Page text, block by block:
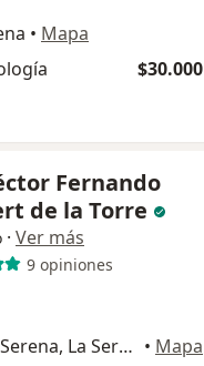
• Mapa
$30.000
Fernando
de la Torre
· Ver más
9 opiniones
Juan de Dios Peni 431 la Serena, La Serena • Mapa